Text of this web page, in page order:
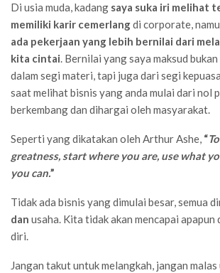
Di usia muda, kadang saya suka iri melihat
memiliki karir cemerlangdi corporate,
ada pekerjaan yang lebih bernilai dari
kita cintai. Bernilai yang saya maksud
dalam segi materi, tapi juga dari segi
saat melihat bisnis yang anda mulai dari nol
berkembang dan dihargai oleh masyarakat.
Seperti yang dikatakan oleh Arthur Ashe, “
greatness, start where you are, use what
you can.”
Tidak ada bisnis yang dimulai besar, semua
dan usaha. Kita tidak akan mencapai apapun
diri.
Jangan takut untuk melangkah, jangan